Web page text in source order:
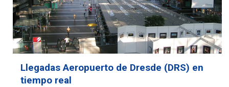
Llegadas Aeropuerto de Dresde (DRS) en
tiempo real